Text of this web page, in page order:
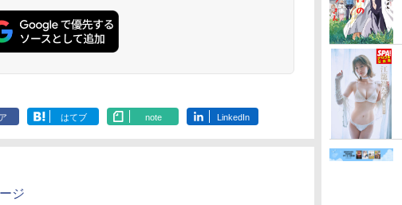
はてブ note LinkedIn
ジ